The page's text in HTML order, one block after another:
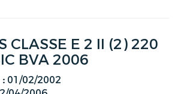
CLASSE E 2 II (2) 220
BVA 2006
01/02/2002